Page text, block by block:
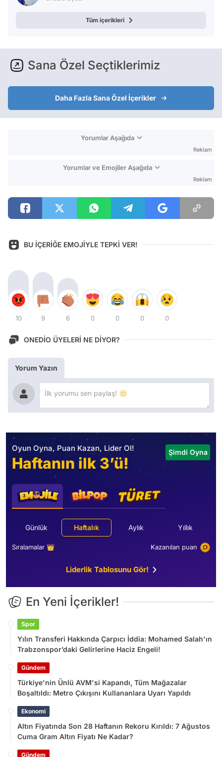
Tüm içerikleri
Sana Özel Seçtiklerimiz
Daha Fazla Sana Özel İçerikler
Yorumlar Aşağıda
Reklam
Yorumlar ve Emojiler Aşağıda
Reklam
BU İÇERİĞE EMOJİYLE TEPKİ VER!
10 9 6 0 0 0 0
ONEDİO ÜYELERİ NE DİYOR?
Yorum Yazın
Oyun Oyna, Puan Kazan, Lider Ol!
Haftanın ilk 3’ü!
Şimdi Oyna
Günlük Haftalık Aylık Yıllık
Sıralamalar 👑 Kazanılan puan
Liderlik Tablosunu Gör!
En Yeni İçerikler!
Spor
Yılın Transferi Hakkında Çarpıcı İddia: Mohamed Salah'ın
Trabzonspor’daki Gelirlerine Haciz Engeli!
Gündem
Türkiye'nin Ünlü AVM'si Kapandı, Tüm Mağazalar
Boşaltıldı: Metro Çıkışını Kullananlara Uyarı Yapıldı
Ekonomi
Altın Fiyatında Son 28 Haftanın Rekoru Kırıldı: 7 Ağustos
Cuma Gram Altın Fiyatı Ne Kadar?
Gündem